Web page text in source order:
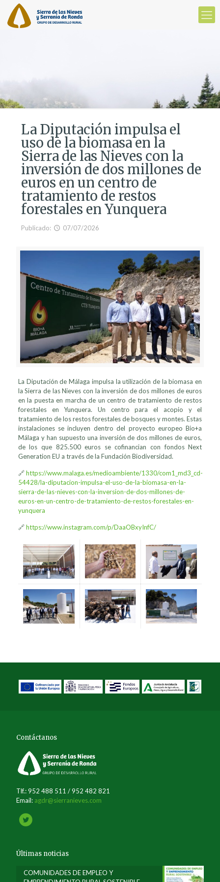
La Diputación impulsa el
uso de la biomasa en la
Sierra de las Nieves con la
inversión de dos millones de
euros en un centro de
tratamiento de restos
forestales en Yunquera
Publicado: 07/07/2026
La Diputación de Málaga impulsa la utilización de la biomasaen
la Sierra de las Nieves con la inversión de dos millones de euros
en la puesta en marcha de un centro de tratamiento de restos
forestales en Yunquera. Un centro para el acopio y el
tratamiento de los restos forestales de bosques y montes. Estas
instalaciones se incluyen dentro del proyecto europeo Bio+a
Málaga y han supuesto una inversión de dos millones de euros,
de los que 825.500 euros se cofinancian con fondos Next
Generation EU a través de la Fundación Biodiversidad.
🔗https://www.malaga.es/medioambiente/1330/com1_md3_cd-
54428/la-diputacion-impulsa-el-uso-de-la-biomasa-en-la-
sierra-de-las-nieves-con-la-inversion-de-dos-millones-de-
euros-en-un-centro-de-tratamiento-de-restos-forestales-en-
yunquera
🔗https://www.instagram.com/p/DaaOBxyInfC/
Contáctanos
Tlf.: 952 488 511 / 952 482 821
Email: agdr@sierranieves.com
Últimas noticias
COMUNIDADES DE EMPLEO Y